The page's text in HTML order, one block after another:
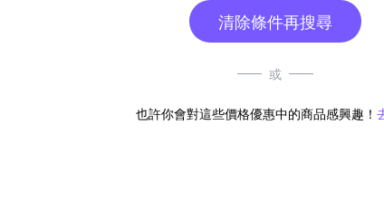
清除條件再搜尋
或
也許你會對這些價格優惠中的商品感興趣！